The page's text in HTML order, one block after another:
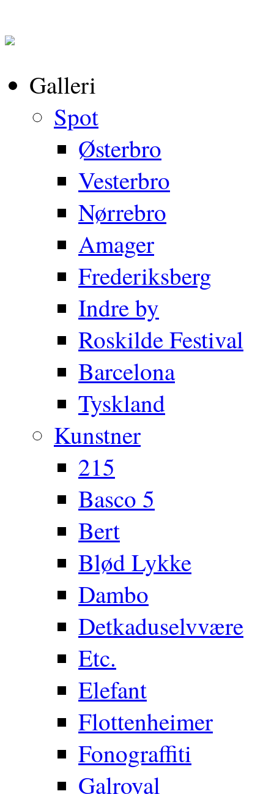
Galleri
Spot
Østerbro
Vesterbro
Nørrebro
Amager
Frederiksberg
Indre by
Roskilde Festival
Barcelona
Tyskland
Kunstner
215
Basco 5
Bert
Blød Lykke
Dambo
Detkaduselvvære
Etc.
Elefant
Flottenheimer
Fonograffiti
Galroyal